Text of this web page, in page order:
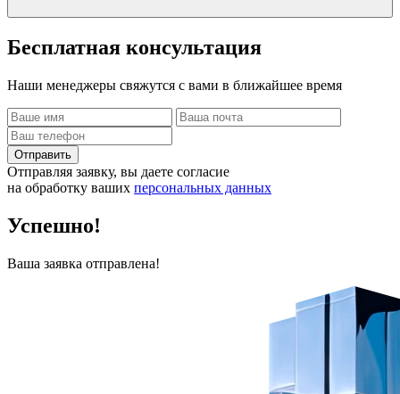
Бесплатная консультация
Наши менеджеры свяжутся с вами в ближайшее время
Отправить
Отправляя заявку, вы даете согласие
на обработку ваших персональных данных
Успешно!
Ваша заявка отправлена!